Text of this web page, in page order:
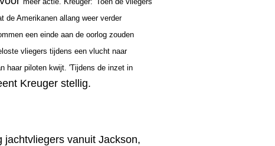
de Amerikanen allang weer verder
een einde aan de oorlog zouden
vliegers tijdens een vlucht naar
haar piloten kwijt. 'Tijdens de inzet in
Kreuger stellig.
vanuit Jackson,